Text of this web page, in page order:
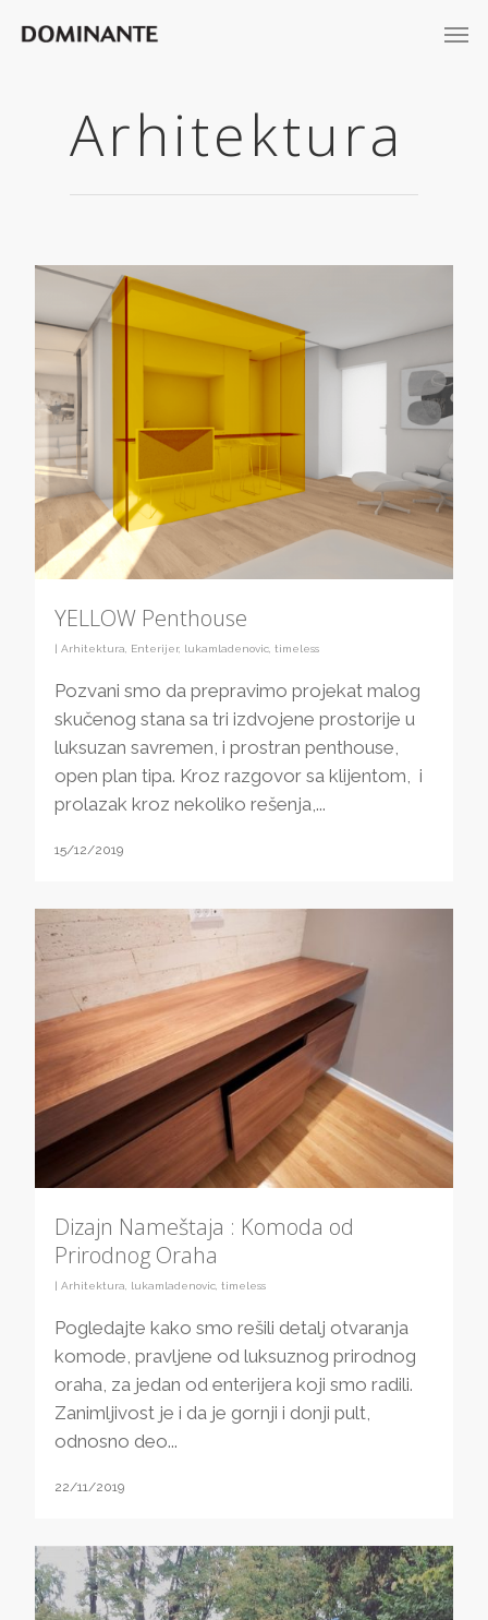
Arhitektura
YELLOW Penthouse
| Arhitektura Enterijer, lukamladenovic timeless
Pozvani smo da prepravimo projekat malog
skučenog stana sa tri izdvojene prostorije u
luksuzan savremen, i prostran penthouse,
open plan tipa. Kroz razgovor sa klijentom, i
prolazak kroz nekoliko rešenja,...
15/12/2019
Dizajn Nameštaja : Komoda od
Prirodnog Oraha
| Arhitektura lukamladenovic timeless
Pogledajte kako smo rešili detalj otvaranja
komode, pravljene od luksuznog prirodnog
oraha, za jedan od enterijera koji smo radili.
Zanimljivost je i da je gornji i donji pult,
odnosno deo...
22/11/2019